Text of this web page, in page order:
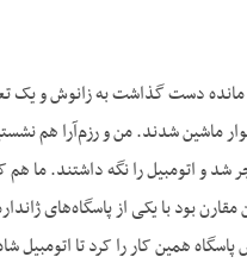
مانده دست گذاشت به زانوش و
ماشین شدند. من و رزم‌آرا هم
شد و اتومبیل را نگه داشتند.
بود با یکی از پاسگاه‌های
همین کار را کرد تا